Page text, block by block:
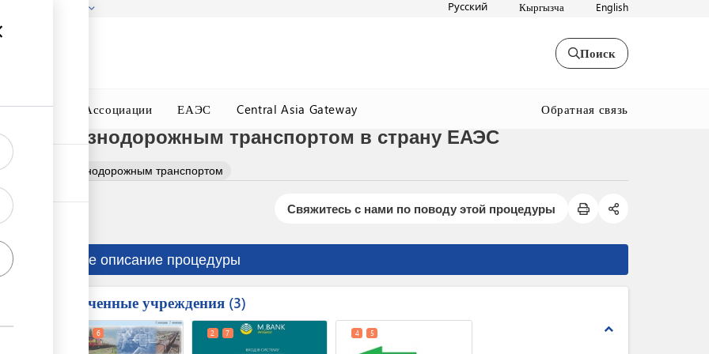
Русский Кыргызча English
Поиск
Окна Ассоциации ЕАЭС Central Asia Gateway Обратная связь
железнодорожным транспортом в страну ЕАЭС
железнодорожным транспортом
Свяжитесь с нами по поводу этой процедуры
Краткое описание процедуры
Вовлеченные учреждения 3
expand_less
6 2 7 4 5